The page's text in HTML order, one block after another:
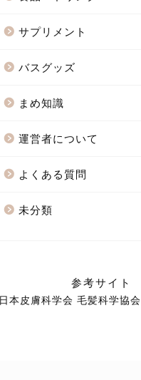
サプリメント
バスグッズ
まめ知識
運営者について
よくある質問
未分類
参考サイト
日本皮膚科学会 毛髪科学協会